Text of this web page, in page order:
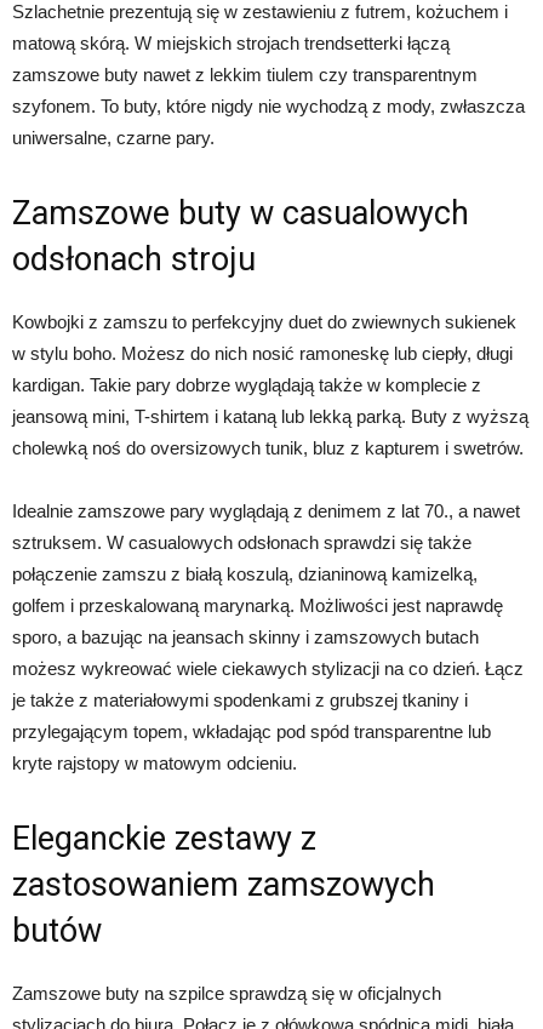
Szlachetnie prezentują się w zestawieniu z futrem, kożuchem i
matową skórą. W miejskich strojach trendsetterki łączą
zamszowe buty nawet z lekkim tiulem czy transparentnym
szyfonem. To buty, które nigdy nie wychodzą z mody, zwłaszcza
uniwersalne, czarne pary.
Zamszowe buty w casualowych
odsłonach stroju
Kowbojki z zamszu to perfekcyjny duet do zwiewnych sukienek
w stylu boho. Możesz do nich nosić ramoneskę lub ciepły, długi
kardigan. Takie pary dobrze wyglądają także w komplecie z
jeansową mini, T-shirtem i kataną lub lekką parką. Buty z wyższą
cholewką noś do oversizowych tunik, bluz z kapturem i swetrów.
Idealnie zamszowe pary wyglądają z denimem z lat 70., a nawet
sztruksem. W casualowych odsłonach sprawdzi się także
połączenie zamszu z białą koszulą, dzianinową kamizelką,
golfem i przeskalowaną marynarką. Możliwości jest naprawdę
sporo, a bazując na jeansach skinny i zamszowych butach
możesz wykreować wiele ciekawych stylizacji na co dzień. Łącz
je także z materiałowymi spodenkami z grubszej tkaniny i
przylegającym topem, wkładając pod spód transparentne lub
kryte rajstopy w matowym odcieniu.
Eleganckie zestawy z
zastosowaniem zamszowych
butów
Zamszowe buty na szpilce sprawdzą się w oficjalnych
stylizacjach do biura. Połącz je z ołówkową spódnicą midi, białą